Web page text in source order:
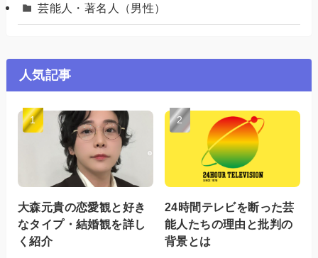
芸能人・著名人（男性）
人気記事
大森元貴の恋愛観と好き
なタイプ・結婚観を詳し
く紹介
24時間テレビを断った芸
能人たちの理由と批判の
背景とは